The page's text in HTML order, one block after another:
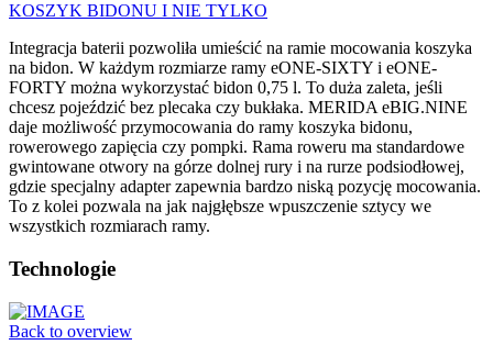
KOSZYK BIDONU I NIE TYLKO
Integracja baterii pozwoliła umieścić na ramie mocowania koszyka
na bidon. W każdym rozmiarze ramy eONE-SIXTY i eONE-
FORTY można wykorzystać bidon 0,75 l. To duża zaleta, jeśli
chcesz pojeździć bez plecaka czy bukłaka. MERIDA eBIG.NINE
daje możliwość przymocowania do ramy koszyka bidonu,
rowerowego zapięcia czy pompki. Rama roweru ma standardowe
gwintowane otwory na górze dolnej rury i na rurze podsiodłowej,
gdzie specjalny adapter zapewnia bardzo niską pozycję mocowania.
To z kolei pozwala na jak najgłębsze wpuszczenie sztycy we
wszystkich rozmiarach ramy.
Technologie
Back to overview